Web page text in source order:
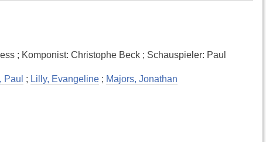
; Komponist: Christophe Beck ; Schauspieler: Paul
Paul ; Lilly, Evangeline ; Majors, Jonathan